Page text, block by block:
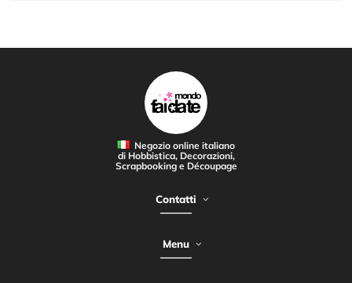
Negozio online italiano
di Hobbistica, Decorazioni,
Scrapbooking e Découpage
Contatti
Menu